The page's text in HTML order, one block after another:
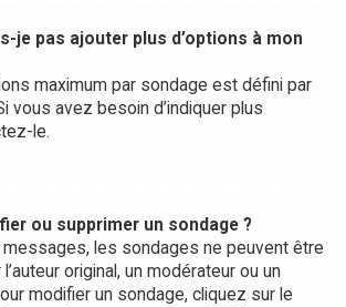
je pas ajouter plus d’options à mon
maximum par sondage est défini par
vous avez besoin d’indiquer plus
le.
ou supprimer un sondage ?
les sondages ne peuvent être
original, un modérateur ou un
modifier un sondage, cliquez sur le